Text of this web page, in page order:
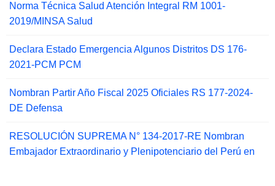
Norma Técnica Salud Atención Integral RM 1001-
2019/MINSA Salud
Declara Estado Emergencia Algunos Distritos DS 176-
2021-PCM PCM
Nombran Partir Año Fiscal 2025 Oficiales RS 177-2024-
DE Defensa
RESOLUCIÓN SUPREMA N° 134-2017-RE Nombran
Embajador Extraordinario y Plenipotenciario del Perú en